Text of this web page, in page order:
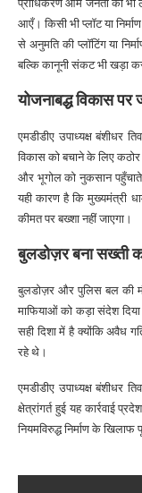
प्राधिकरण आम जनता को भी
आएँ। किसी भी प्लॉट या
से अनुमति की प्लॉटिंग या
बल्कि कानूनी संकट भी खड़ा
योजनाबद्ध विकास पर
एमडीडीए उपाध्यक्ष बंशीधर
विकास को बचाने के लिए
और भूगोल को नुकसान पहुँचाते
यही कारण है कि मुख्यमंत्री
कीमत पर बख्शा नहीं जाएगा।
बुलडोज़र बना सख्ती
बुलडोज़र और पुलिस बल की
माफियाओं को कड़ा संदेश
सही दिशा में है क्योंकि अवैध
रहे थे।
एमडीडीए उपाध्यक्ष बंशीधर
क्षेत्रांगर्त हुई यह कार्रवाई
नियमविरुद्ध निर्माण के खिलाफ